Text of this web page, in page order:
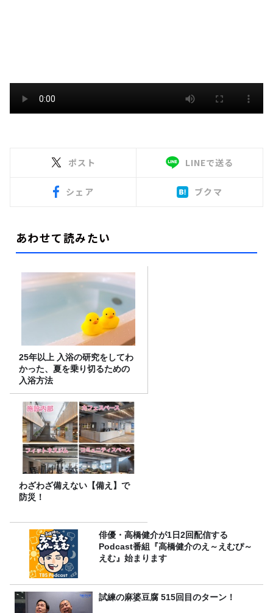
ポスト LINEで送る
シェア ブクマ
あわせて読みたい
25年以上 入浴の研究をしてわ
かった、夏を乗り切るための
入浴方法
わざわざ備えない【備え】で
防災！
俳優・高橋健介が1日2回配信する
Podcast番組『高橋健介のえ～えむぴ～
えむ』始まります
試練の麻婆豆腐 515回目のターン！